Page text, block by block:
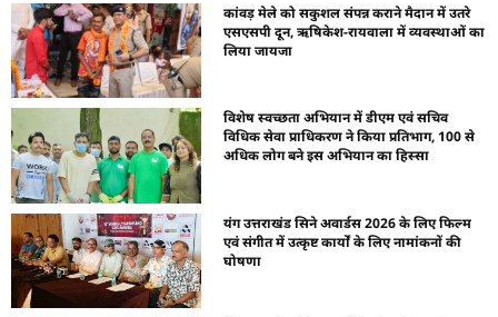
कांवड़ मेले को सकुशल संपन्न कराने मैदान में उतरे
एसएसपी दून, ऋषिकेश-रायवाला में व्यवस्थाओं का
लिया जायजा
विशेष स्वच्छता अभियान में डीएम एवं सचिव
विधिक सेवा प्राधिकरण ने किया प्रतिभाग, 100 से
अधिक लोग बने इस अभियान का हिस्सा
यंग उत्तराखंड सिने अवार्डस 2026 के लिए फिल्म
एवं संगीत में उत्कृष्ट कार्यों के लिए नामांकनों की
घोषणा